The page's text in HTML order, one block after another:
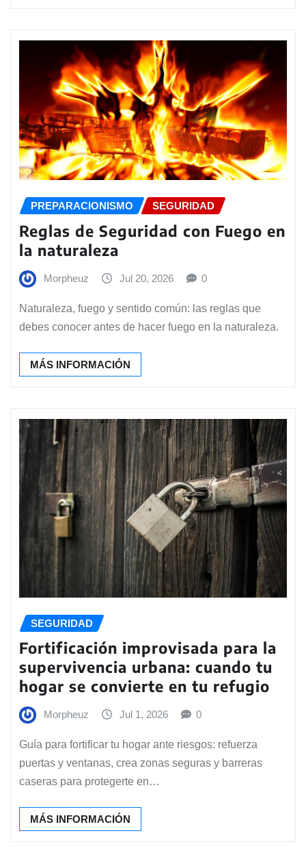
PREPARACIONISMO SEGURIDAD
Reglas de Seguridad con Fuego en
la naturaleza
Morpheuz Jul 20, 2026 0
Naturaleza, fuego y sentido común: las reglas que
debes conocer antes de hacer fuego en la naturaleza.
MÁS INFORMACIÓN
SEGURIDAD
Fortificación improvisada para la
supervivencia urbana: cuando tu
hogar se convierte en tu refugio
Morpheuz Jul 1, 2026 0
Guía para fortificar tu hogar ante riesgos: refuerza
puertas y ventanas, crea zonas seguras y barreras
caseras para protegerte en…
MÁS INFORMACIÓN